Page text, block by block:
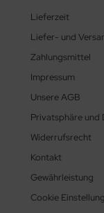
Lieferzeit
Liefer- und
Zahlungsmittel
Impressum
Unsere AGB
Privatsphäre und
Widerrufsrecht
Kontakt
Gewährleistung
Cookie